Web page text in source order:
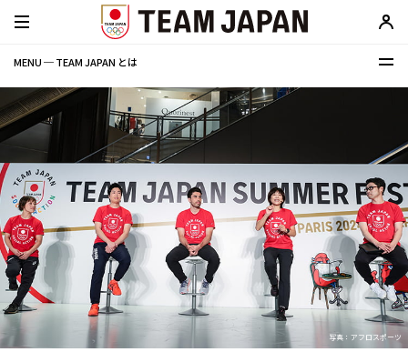
MENU ─ TEAM JAPAN とは
写真：アフロスポーツ